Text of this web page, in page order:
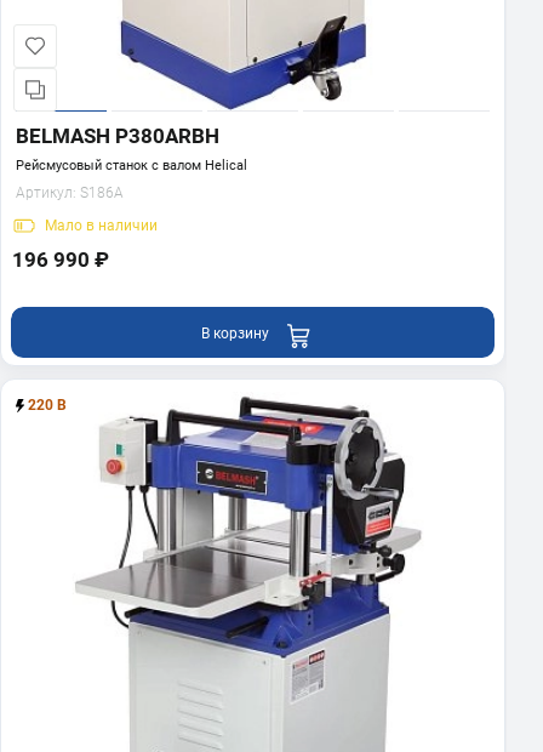
BELMASH P380ARBH
Рейсмусовый станок с валом Helical
Артикул: S186A
Мало в наличии
196 990 ₽
В корзину
220 В